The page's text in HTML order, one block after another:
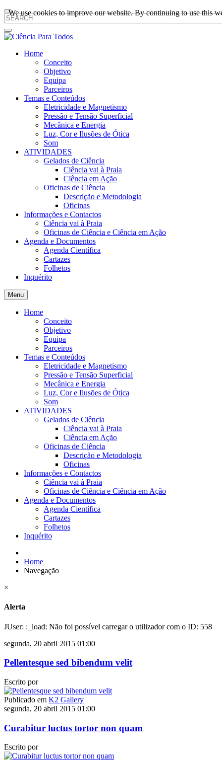
Home
Conceito
Objetivo
Equipa
Parceiros
Temas e Conteúdos
Eletricidade e Magnetismo
Pressão e Tensão Superficial
Mecânica e Energia
Luz, Cor e Ilusões de Ótica
Som
ATIVIDADES
Gelados de Ciência
Ciência vai à Praia
Ciência em Ação
Oficinas de Ciência
Descrição e Metodologia
Oficinas
Informações e Contactos
Ciência vai à Praia
Oficinas de Ciência e Ciência em Ação
Agenda e Documentos
Agenda Científica
Cartazes
Folhetos
Inquérito
Menu
Home
Conceito
Objetivo
Equipa
Parceiros
Temas e Conteúdos
Eletricidade e Magnetismo
Pressão e Tensão Superficial
Mecânica e Energia
Luz, Cor e Ilusões de Ótica
Som
ATIVIDADES
Gelados de Ciência
Ciência vai à Praia
Ciência em Ação
Oficinas de Ciência
Descrição e Metodologia
Oficinas
Informações e Contactos
Ciência vai à Praia
Oficinas de Ciência e Ciência em Ação
Agenda e Documentos
Agenda Científica
Cartazes
Folhetos
Inquérito
Home
Navegação
×
Alerta
JUser: :_load: Não foi possível carregar o utilizador com o ID: 558
segunda, 20 abril 2015 01:00
Pellentesque sed bibendum velit
Escrito por
Publicado em K2 Gallery
segunda, 20 abril 2015 01:00
Curabitur luctus tortor non quam
Escrito por
We use cookies to improve our website. By continuing to use this